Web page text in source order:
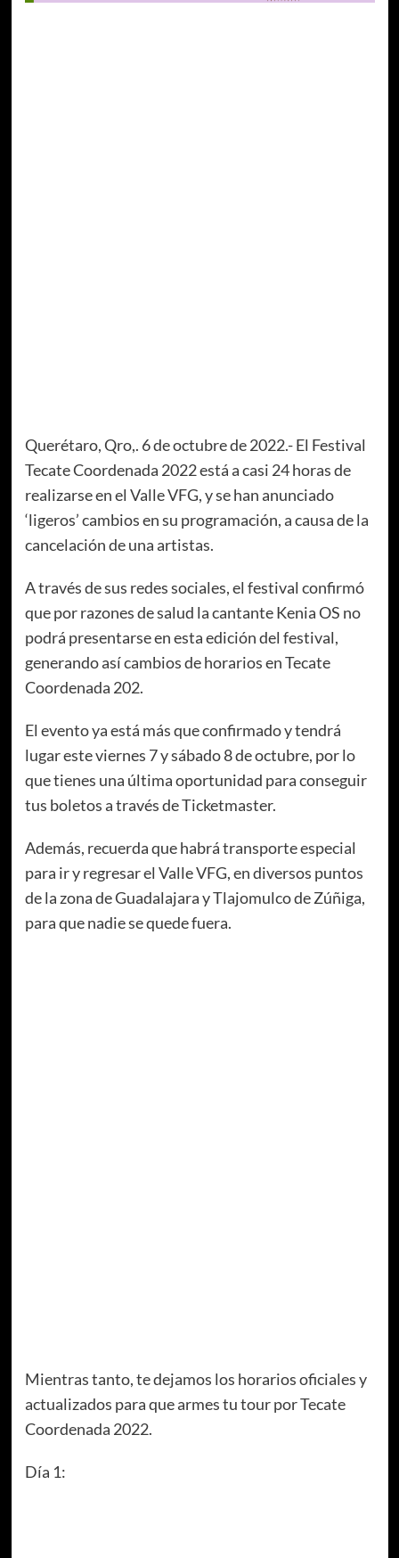
Querétaro, Qro,. 6 de octubre de 2022.- El Festival
Tecate Coordenada 2022 está a casi 24 horas de
realizarse en el Valle VFG, y se han anunciado
‘ligeros’ cambios en su programación, a causa de la
cancelación de una artistas.
A través de sus redes sociales, el festival confirmó
que por razones de salud la cantante Kenia OS no
podrá presentarse en esta edición del festival,
generando así cambios de horarios en Tecate
Coordenada 202.
El evento ya está más que confirmado y tendrá
lugar este viernes 7 y sábado 8 de octubre, por lo
que tienes una última oportunidad para conseguir
tus boletos a través de Ticketmaster.
Además, recuerda que habrá transporte especial
para ir y regresar el Valle VFG, en diversos puntos
de la zona de Guadalajara y Tlajomulco de Zúñiga,
para que nadie se quede fuera.
Mientras tanto, te dejamos los horarios oficiales y
actualizados para que armes tu tour por Tecate
Coordenada 2022.
Día 1: